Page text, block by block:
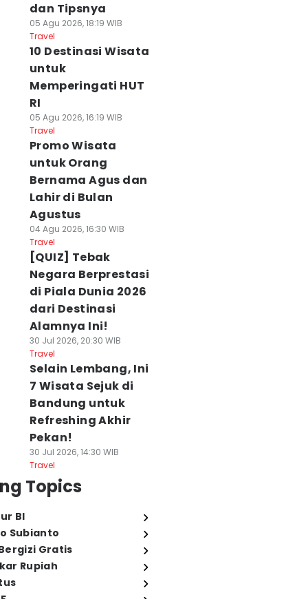
dan Tipsnya
05 Agu 2026, 18:19 WIB
Travel
10 Destinasi Wisata
untuk
Memperingati HUT
RI
05 Agu 2026, 16:19 WIB
Travel
Promo Wisata
untuk Orang
Bernama Agus dan
Lahir di Bulan
Agustus
04 Agu 2026, 16:30 WIB
Travel
[QUIZ] Tebak
Negara Berprestasi
di Piala Dunia 2026
dari Destinasi
Alamnya Ini!
30 Jul 2026, 20:30 WIB
Travel
Selain Lembang, Ini
7 Wisata Sejuk di
Bandung untuk
Refreshing Akhir
Pekan!
30 Jul 2026, 14:30 WIB
Travel
Topics
BI
Subianto
Gratis
Rupiah